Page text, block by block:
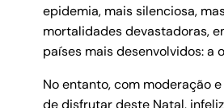
epidemia, mais silenciosa,
mortalidades devastadoras,
países mais desenvolvidos: a
No entanto, com moderação
de disfrutar deste Natal,